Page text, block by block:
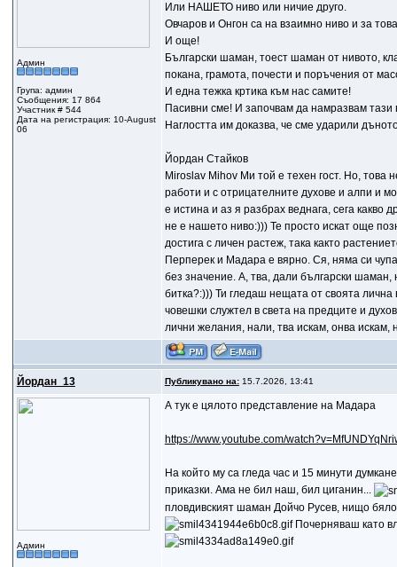
Админ
Група: админ
Съобщения: 17 864
Участник # 544
Дата на регистрация: 10-August
06
Или НАШЕТО ниво или ничие друго.
Овчаров и Онгон са на взаимно ниво и за
И още!
Български шаман, тоест шаман от нивото,
покана, грамота, почести и поръчения от
И една тежка кртика към нас самите!
Пасивни сме! И започвам да намразвам тази
Наглостта им доказва, че сме ударили
Йордан Стайков
Miroslav Mihov Ми той е техен гост. Но, това
работи и с отрицателните духове и алпи и
е истина и аз я разбрах веднага, сега какво
не е нашето ниво:))) Те просто искат още
достига с личен растеж, така както
Перперек и Мадара е вярно. Ся, няма си
без значение. А, тва, дали български шаман,
битка?:))) Ти гледаш нещата от своята
човешки служтел в света на предците и
лични желания, нали, тва искам, онва искам,
Йордан_13 Публикувано на:15.7.2026, 13:41
Админ
А тук е цялото представление на Мадара
https://www.youtube.com/
На който му са гледа час и 15 минути
приказки. Ама не бил наш, бил циганин...
пловдивският шаман Дойчо Русев, нищо
Почерняваш като